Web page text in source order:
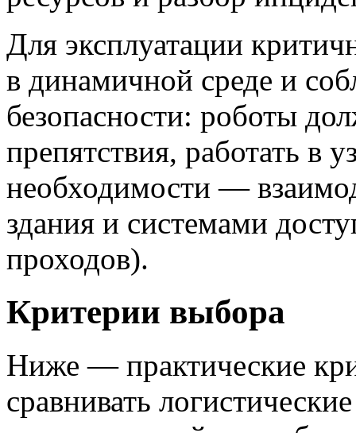
Для эксплуатации
в динамичной среде и
безопасности: роботы
препятствия, работать в
необходимости —
здания и системами
проходов).
Критерии выбора
Ниже — практические
сравнивать